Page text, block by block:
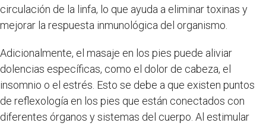
circulación de la linfa, lo que ayuda a eliminar toxinas y
mejorar la respuesta inmunológica del organismo.
Adicionalmente, el masaje en los pies puede aliviar
dolencias específicas, como el dolor de cabeza, el
insomnio o el estrés. Esto se debe a que existen puntos
de reflexología en los pies que están conectados con
diferentes órganos y sistemas del cuerpo. Al estimular